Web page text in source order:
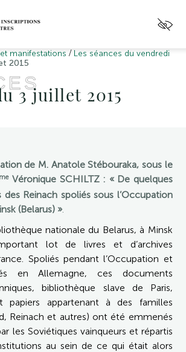
manifestations / Les séances du vendredi
2015
3 juillet 2015
de M. Anatole Stébouraka, sous le
meVéronique SCHILTZ : « De quelques
des Reinach spoliés sous l’Occupation
(Belarus) ».
nationale du Belarus, à Minsk
lot de livres et d’archives
Spoliés pendant l’Occupation et
en Allemagne, ces documents
bibliothèque slave de Paris,
papiers appartenant à des familles
Reinach et autres) ont été emmenés
les Soviétiques vainqueurs et répartis
au sein de ce qui était alors